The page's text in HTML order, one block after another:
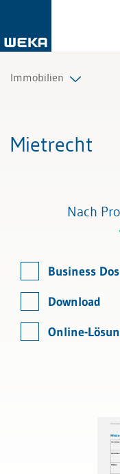
Immobilien
Mietrecht
Nach
Business
Download
Online-